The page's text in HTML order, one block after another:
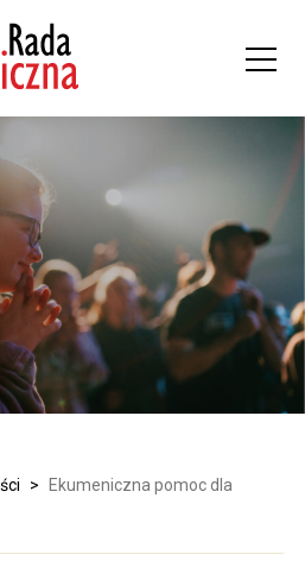
>
Ekumeniczna pomoc dla